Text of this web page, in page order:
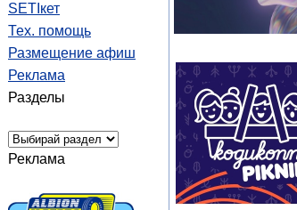
SETIкет
Тех. помощь
Размещение афиш
Реклама
Разделы
Реклама